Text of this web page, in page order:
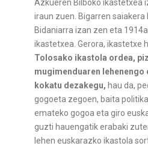
Azkueren Bilboko ikastetxea
iraun zuen. Bigarren saiakera
Bidaniarra izan zen eta
ikastetxea. Gerora, ikastetxe
Tolosako ikastola ordea,
mugimenduaren lehenengo
kokatu dezakegu, hau da,
gogoeta zegoen, baita
emateko gogoa eta giro
guzti hauengatik erabaki
lehen euskarazko ikastola